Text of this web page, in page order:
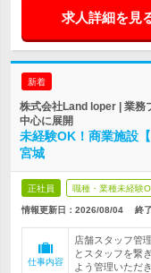
求人詳細を見
新着
株式会社Land loper | 業務
中心に展開
未経験OK！商業施設
宮城
正社員 職種・業種未経験
情報更新日：2026/08/04 終
仕事内容
店舗スタッフ管
とスタッフを繋
よう管理いただ